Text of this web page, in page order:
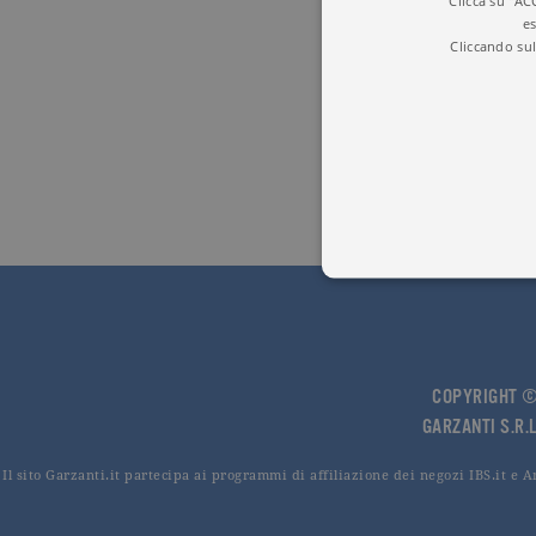
COPYRIGHT
GARZANTI
Il sito Garzanti.it partecipa ai programmi di affiliazione dei negozi IBS.it e
Cliccando
dell'account. Il sito Web
Garante, i cookie analitici
_gid